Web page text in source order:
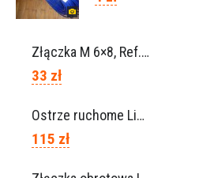
Złączka M 6×8, Ref. 0115.0102
33 zł
Ostrze ruchome Lisam, Ref. A1208
115 zł